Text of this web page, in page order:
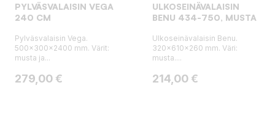
PYLVÄSVALAISIN VEGA
240 CM
Pylväsvalaisin Vega.
500x300x2400 mm. Värit:
musta ja...
Hinta
279,00 €
ULKOSEINÄVALAISIN
BENU 434-750, MUSTA
Ulkoseinävalaisin Benu.
320x610x260 mm. Väri:
musta....
Hinta
214,00 €